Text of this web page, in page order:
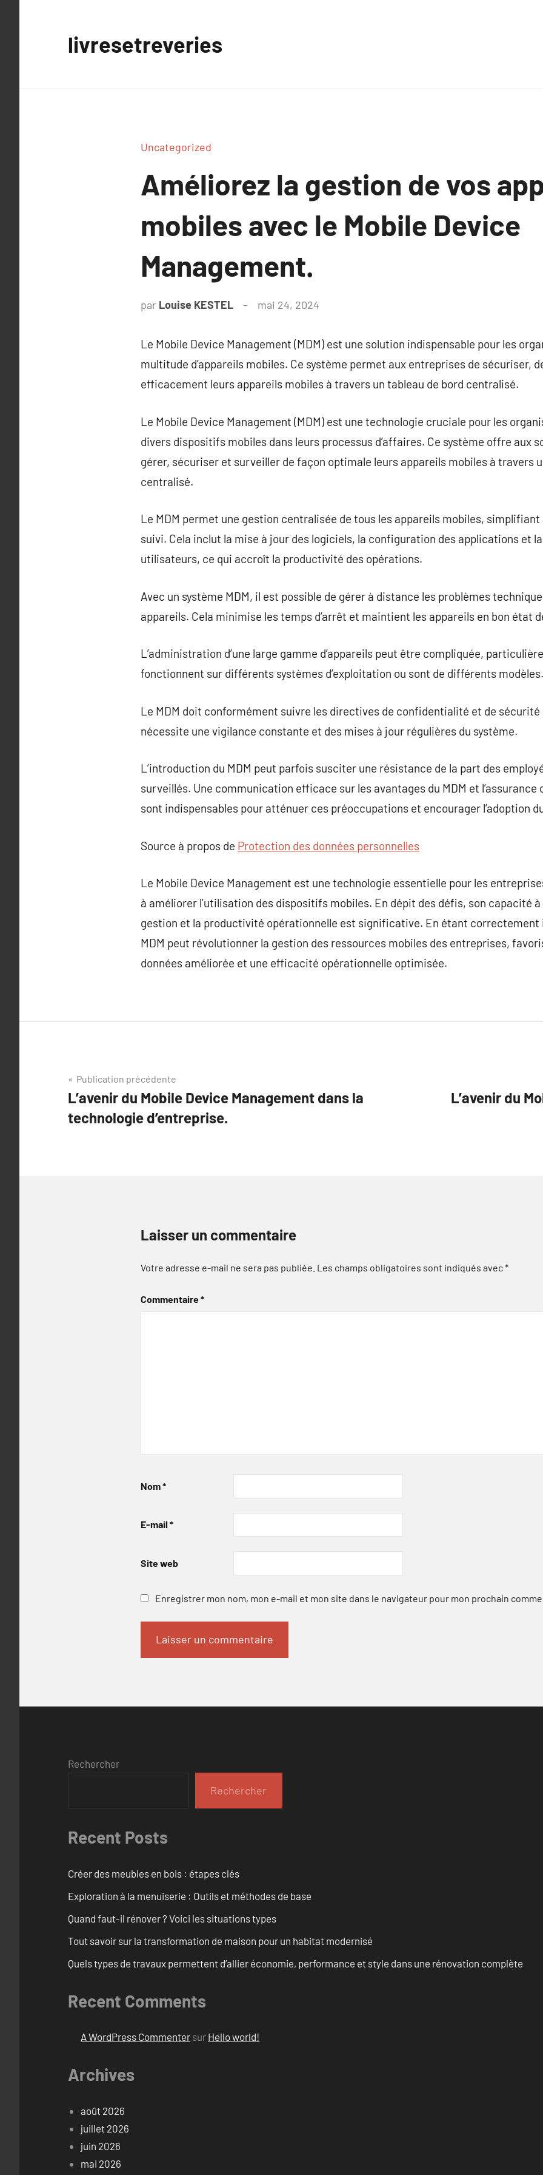
livresetreveries
Uncategorized
Améliorez la gestion de vos
mobiles avec le Mobile Device
Management.
par Louise KESTEL mai 24, 2024
Le Mobile Device Management (MDM) est une solution indispensable pour les
multitude d’appareils mobiles. Ce système permet aux entreprises de sécuriser,
efficacement leurs appareils mobiles à travers un tableau de bord centralisé.
Le Mobile Device Management (MDM) est une technologie cruciale pour les
divers dispositifs mobiles dans leurs processus d’affaires. Ce système offre aux
gérer, sécuriser et surveiller de façon optimale leurs appareils mobiles à travers
centralisé.
Le MDM permet une gestion centralisée de tous les appareils mobiles,
suivi. Cela inclut la mise à jour des logiciels, la configuration des applications et
utilisateurs, ce qui accroît la productivité des opérations.
Avec un système MDM, il est possible de gérer à distance les problèmes
appareils. Cela minimise les temps d’arrêt et maintient les appareils en bon état
L’administration d’une large gamme d’appareils peut être compliquée,
fonctionnent sur différents systèmes d’exploitation ou sont de différents modèles.
Le MDM doit conformément suivre les directives de confidentialité et de
nécessite une vigilance constante et des mises à jour régulières du système.
L’introduction du MDM peut parfois susciter une résistance de la part des
surveillés. Une communication efficace sur les avantages du MDM et l’assurance
sont indispensables pour atténuer ces préoccupations et encourager l’adoption
Source à propos de Protection des données personnelles
Le Mobile Device Management est une technologie essentielle pour les
à améliorer l’utilisation des dispositifs mobiles. En dépit des défis, son capacité
gestion et la productivité opérationnelle est significative. En étant correctement
MDM peut révolutionner la gestion des ressources mobiles des entreprises,
données améliorée et une efficacité opérationnelle optimisée.
Navigation
de
l’article
Publication précédente
L’avenir du Mobile Device Management dans la
technologie d’entreprise.
L’avenir du
Laisser un commentaire
Votre adresse e-mail ne sera pas publiée. Les champs obligatoires sont indiqués avec*
Commentaire*
Nom*
E-mail *
Site web
Enregistrer mon nom, mon e-mail et mon site dans le navigateur pour mon prochain
Rechercher
Rechercher
Recent Posts
Créer des meubles en bois : étapes clés
Exploration à la menuiserie : Outils et méthodes de base
Quand faut-il rénover ? Voici les situations types
Tout savoir sur la transformation de maison pour un habitat modernisé
Quels types de travaux permettent d’allier économie, performance et style dans une rénovation complète
Recent Comments
A WordPress Commenter sur Hello world!
Archives
août 2026
juillet 2026
juin 2026
mai 2026